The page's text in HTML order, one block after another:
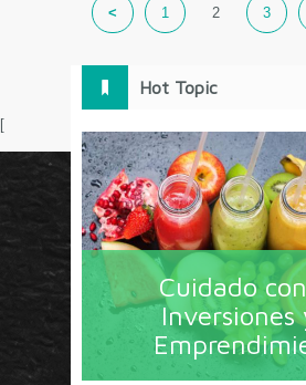
< 1 2 3
Hot Topic
Cuidado
Inversiones
[
Circulo Marketing concentra lo
herramientas y tendencias con un
y América Latina. La revista
en tecnología, nuevas herramientas,
sociales y nuevas ideas en
están escritos por líderes de
todos los directores de marcas y